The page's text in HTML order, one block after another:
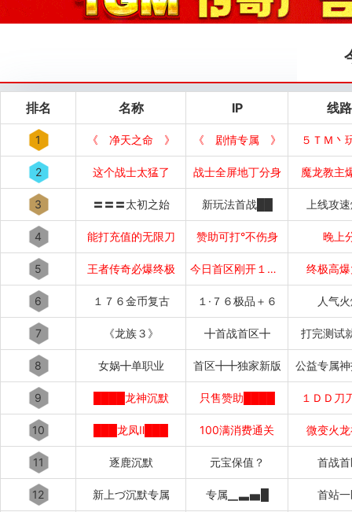
排名 名称 IP 线路
1 《 净天之命 》 《 剧情专属 》 ５ＴＭ丶
2 这个战士太猛了 战士全屏地丁分身 魔龙教主
3 〓〓〓太初之始 新玩法首战██ 上线攻
4 能打充值的无限刀 赞助可打°不伤身 晚上
5 王者传奇必爆终极 今日首区刚开１秒１秒███ 终极高
6 １７６金币复古 １·７６极品＋６ 人气
7 《龙族３》 ╋首战首区╋ 打完测试
8 女娲╋单职业 首区╋╋独家新版 公益专属
9 ████龙神沉默 只售赞助████ １ＤＤ刀
10 ███龙凤Ⅱ███ 100满消费通关 微变火
11 逐鹿沉默 元宝保值？ 首战
12 新上づ沉默专属 专属▁▃▅█ 首站